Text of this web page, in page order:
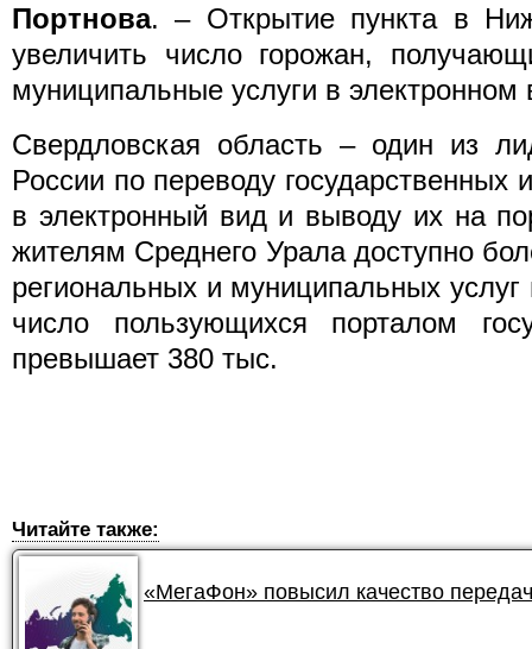
Портнова. – Открытие пункта в
увеличить число горожан,
муниципальные услуги в электронном
Свердловская область – один из
России по переводу государственных
в электронный вид и выводу их на
жителям Среднего Урала доступно
региональных и муниципальных
число пользующихся порталом
превышает 380 тыс.
Читайте также:
«МегаФон» повысил качество